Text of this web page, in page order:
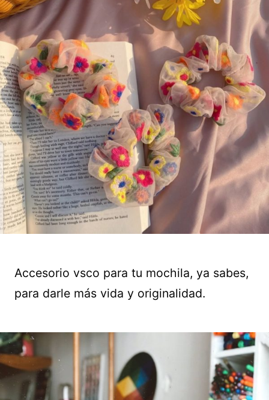
Accesorio vsco para tu mochila, ya sabes,
para darle más vida y originalidad.